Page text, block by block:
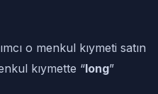
o menkul kıymeti satın
kıymette “long”